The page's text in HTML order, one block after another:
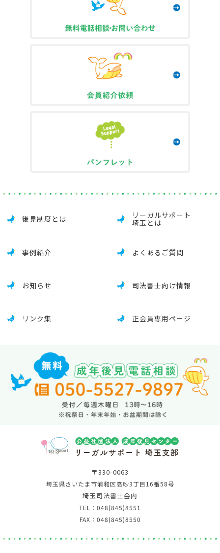
後見制度とは
リーガルサポート
埼玉とは
事例紹介 よくあるご質問
お知らせ 司法書士向け情報
リンク集 正会員専用ページ
〒330-0063
埼玉県さいたま市浦和区高砂3丁目16番58号
埼玉司法書士会内
TEL：048(845)8551
FAX：048(845)8550